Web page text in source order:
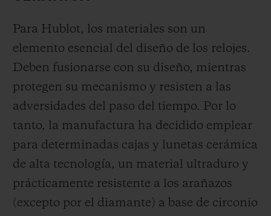
Para Hublot, los materiales son un
elemento esencial del diseño de los relojes.
Deben fusionarse con su diseño, mientras
protegen su mecanismo y resisten a las
adversidades del paso del tiempo. Por lo
tanto, la manufactura ha decidido emplear
para determinadas cajas y lunetas cerámica
de alta tecnología, un material ultraduro y
prácticamente resistente a los arañazos
(excepto por el diamante) a base de circonio